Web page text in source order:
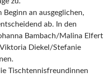
an ausgeglichen,
ab. In den
Bambach/Malina Elfert
Diekel/Stefanie
Tischtennisfreundinnen